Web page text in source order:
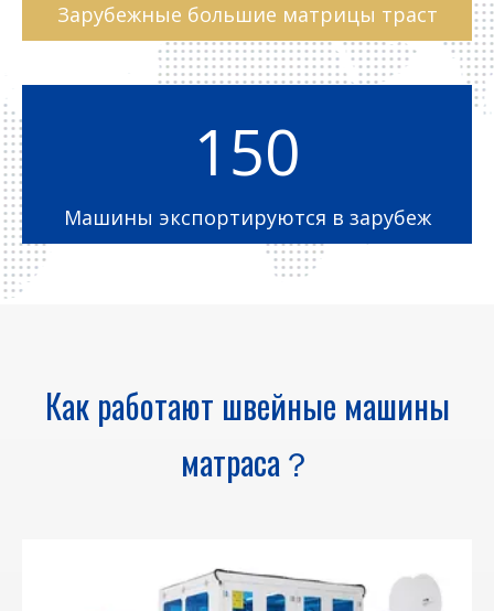
Зарубежные большие матрицы траст
150
Машины экспортируются в зарубеж
Как работают швейные машины
матраса？